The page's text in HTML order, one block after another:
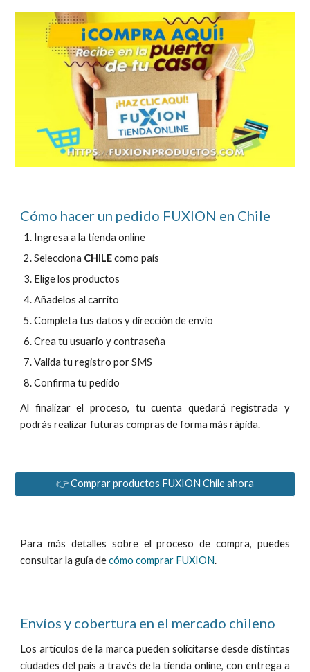
Cómo hacer un pedido FUXION en Chile
Ingresa a la tienda online
Selecciona CHILEcomo país
Elige los productos
Añadelos al carrito
Completatus datos y dirección de envío
Crea tu usuario y contraseña
Valida tu registro por SMS
Confirma tu pedido
Al finalizar el proceso, tu cuenta quedará registrada y
podrás realizar futuras compras de forma más rápida.
👉 Comprar productos FUXION Chile ahora
Para más detalles sobre el proceso de compra, puedes
consultar la guía decómo comprar FUXION.
Envíos y cobertura en el mercado chileno
Los artículos de la marca pueden solicitarse desde distintas
ciudades del país a través de la tienda online, con entrega a